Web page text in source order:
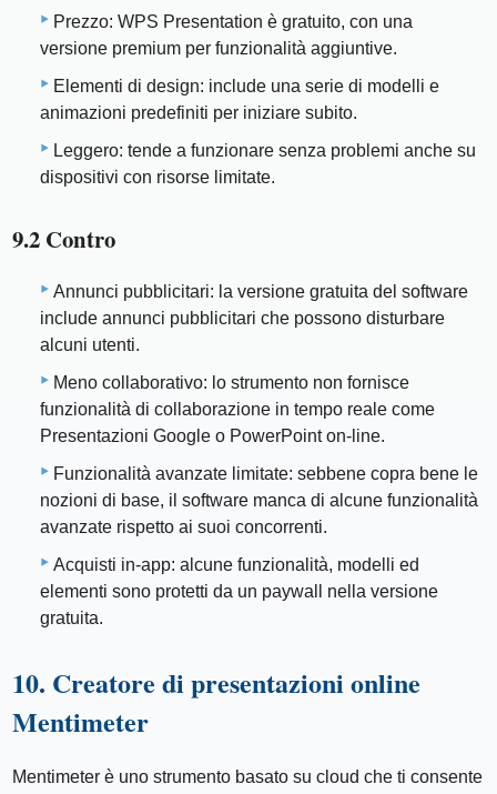
Prezzo: WPS Presentation è gratuito, con una
versione premium per funzionalità aggiuntive.
Elementi di design: include una serie di modelli e
animazioni predefiniti per iniziare subito.
Leggero: tende a funzionare senza problemi anche su
dispositivi con risorse limitate.
9.2 Contro
Annunci pubblicitari: la versione gratuita del software
include annunci pubblicitari che possono disturbare
alcuni utenti.
Meno collaborativo: lo strumento non fornisce
funzionalità di collaborazione in tempo reale come
Presentazioni Google o PowerPoint on-line.
Funzionalità avanzate limitate: sebbene copra bene le
nozioni di base, il software manca di alcune funzionalità
avanzate rispetto ai suoi concorrenti.
Acquisti in-app: alcune funzionalità, modelli ed
elementi sono protetti da un paywall nella versione
gratuita.
10. Creatore di presentazioni online
Mentimeter
Mentimeter è uno strumento basato su cloud che ti consente